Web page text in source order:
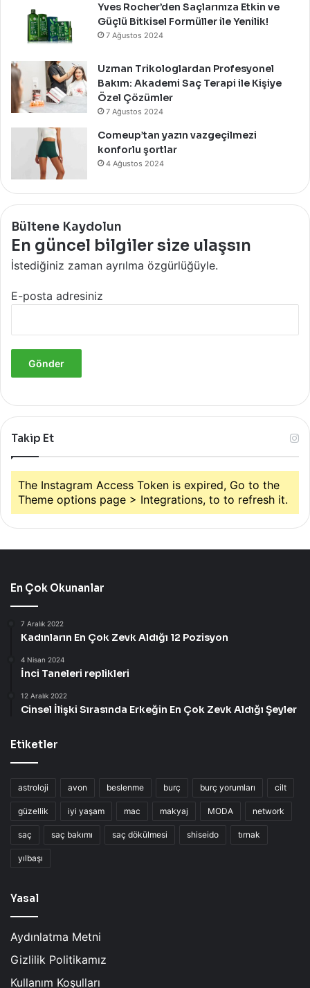
Yves Rocher’den Saçlarınıza Etkin ve
Güçlü Bitkisel Formüller ile Yenilik!
7 Ağustos 2024
Uzman Trikologlardan Profesyonel
Bakım: Akademi Saç Terapi ile Kişiye
Özel Çözümler
7 Ağustos 2024
Comeup’tan yazın vazgeçilmezi
konforlu şortlar
4 Ağustos 2024
Bültene Kaydolun
En güncel bilgiler size ulaşsın
İstediğiniz zaman ayrılma özgürlüğüyle.
E-posta adresiniz
Takip Et
The Instagram Access Token is expired, Go to the
Theme options page > Integrations, to to refresh it.
En Çok Okunanlar
7 Aralık 2022
Kadınların En Çok Zevk Aldığı 12 Pozisyon
4 Nisan 2024
İnci Taneleri replikleri
12 Aralık 2022
Cinsel İlişki Sırasında Erkeğin En Çok Zevk Aldığı Şeyler
Etiketler
astroloji avon beslenme burç burç yorumları cilt
güzellik iyi yaşam mac makyaj MODA network
saç saç bakımı saç dökülmesi shiseido tırnak
yılbaşı
Yasal
Aydınlatma Metni
Gizlilik Politikamız
Kullanım Koşulları